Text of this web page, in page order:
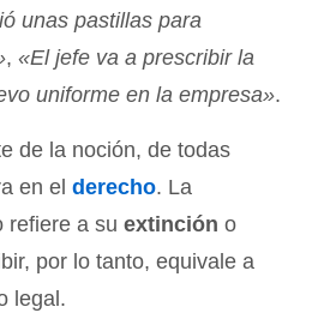
unas pastillas para
, «El jefe va a prescribir la
uniforme en la empresa».
de la noción, de todas
en el derecho. La
refiere a su extinción o
por lo tanto, equivale a
legal.